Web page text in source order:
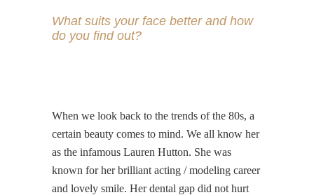
What suits your face better and how
do you find out?
When we look back to the trends of the 80s, a
certain beauty comes to mind. We all know her
as the infamous Lauren Hutton. She was
known for her brilliant acting / modeling career
and lovely smile. Her dental gap did not hurt